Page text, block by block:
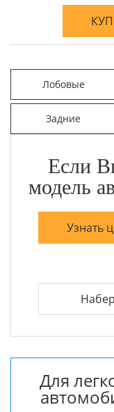
Лобовые
Задние
Если
модель
Узнать
Для